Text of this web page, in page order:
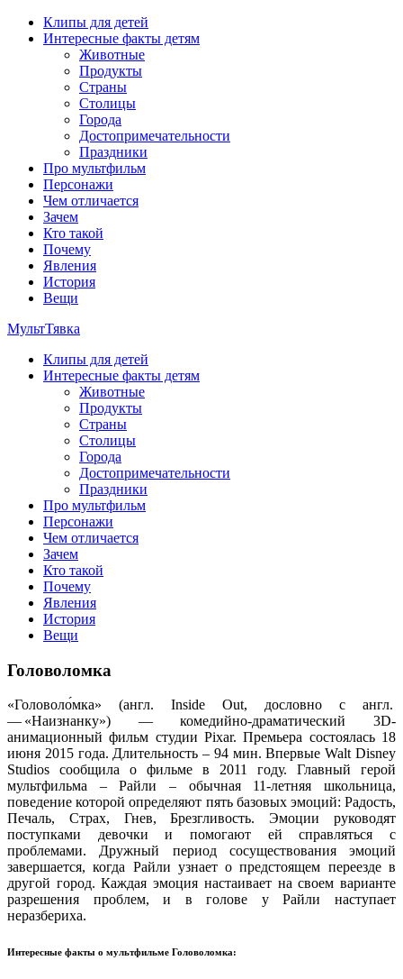
Перейти
содержимому
Клипы для детей
Интересные факты детям
Животные
Продукты
Страны
Столицы
Города
Достопримечательности
Праздники
Про мультфильм
Персонажи
Чем отличается
Зачем
Кто такой
Почему
Явления
История
Вещи
МультТявка
интересные факты про страны, столицы и города, клипы из
мультфильмов, мульт-клипы, песни из мультиков, детские
клипы, интересные факты о мультфильмах и про персонажей
мультфильмов
Клипы для детей
Интересные факты детям
Животные
Продукты
Страны
Столицы
Города
Достопримечательности
Праздники
Про мультфильм
Персонажи
Чем отличается
Зачем
Кто такой
Почему
Явления
История
Вещи
Головоломка
«Головоло́мка» (англ. Inside Out, дословно с англ.
— «Наизнанку») — комедийно-драматический 3D-
анимационный фильм студии Pixar. Премьера состоялась 18
июня 2015 года. Длительность – 94 мин. Впервые Walt Disney
Studios сообщила о фильме в 2011 году. Главный герой
мультфильма – Райли – обычная 11-летняя школьница,
поведение которой определяют пять базовых эмоций: Радость,
Печаль, Страх, Гнев, Брезгливость. Эмоции руководят
поступками девочки и помогают ей справляться с
проблемами. Дружный период сосуществования эмоций
завершается, когда Райли узнает о предстоящем переезде в
другой город. Каждая эмоция настаивает на своем варианте
разрешения проблем, и в голове у Райли наступает
неразбериха.
Интересные факты о мультфильме Головоломка: